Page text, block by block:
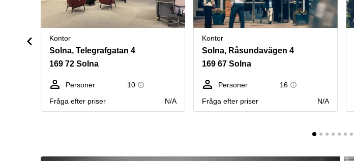
Kontor
Solna, Telegrafgatan 4
169 72 Solna
Personer
10
Fråga efter priser
N/A
Kontor
Solna, Råsundavägen 4
169 67 Solna
Personer
16
Fråga efter priser
N/A